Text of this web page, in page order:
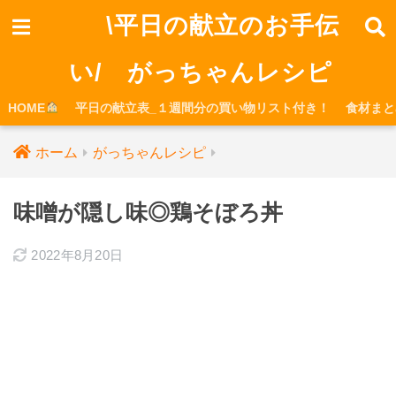
\平日の献立のお手伝
い/ がっちゃんレシピ
HOME 平日の献立表_１週間分の買い物リスト付き！ 食材ま
ホーム がっちゃんレシピ
味噌が隠し味◎鶏そぼろ丼
2022年8月20日